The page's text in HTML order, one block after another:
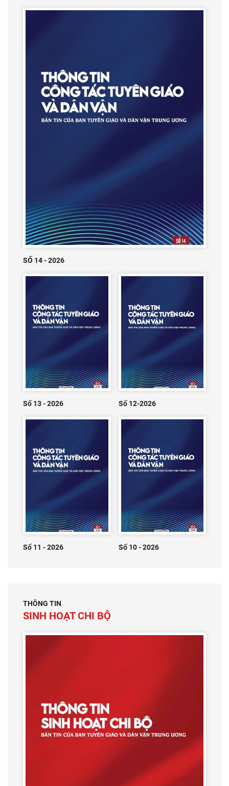
SỐ 14 - 2026
Số 13 - 2026 Số 12-2026
Số 11 - 2026 Số 10 - 2026
THÔNG TIN
SINH HOẠT CHI BỘ